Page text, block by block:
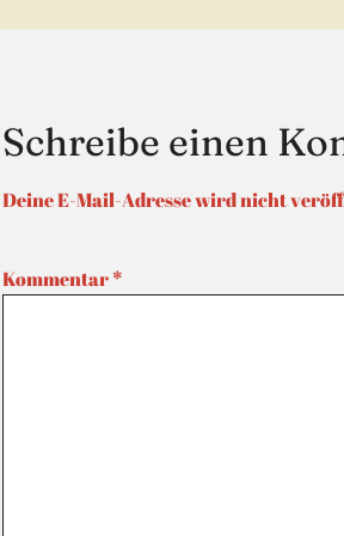
Schreibe einen
Deine E-Mail-Adresse wird nicht
Kommentar*